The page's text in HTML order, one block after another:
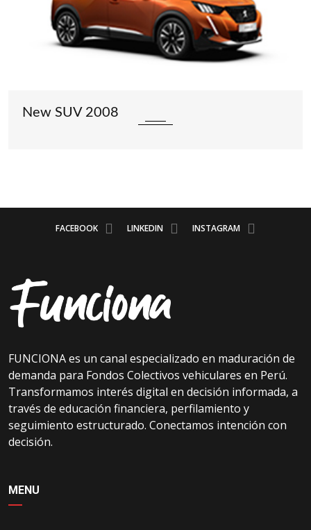
New SUV 2008
FACEBOOK LINKEDIN INSTAGRAM
FUNCIONA es un canal especializado en maduración de
demanda para Fondos Colectivos vehiculares en Perú.
Transformamos interés digital en decisión informada, a
través de educación financiera, perfilamiento y
seguimiento estructurado. Conectamos intención con
decisión.
MENU